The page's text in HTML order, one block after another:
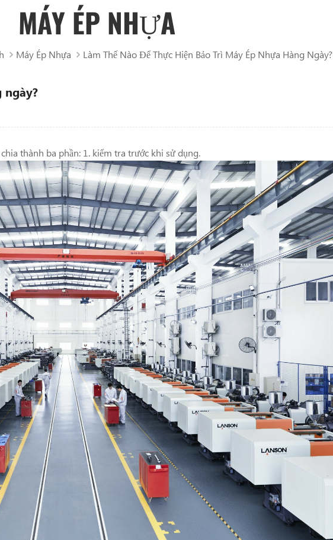
MÁY ÉP NHỰA
Máy Ép Nhựa Làm Thế Nào Để Thực Hiện Bảo Trì Máy Ép Nhựa Hàng Ngày?
ngày?
thành ba phần: 1. kiểm tra trước khi sử dụng.